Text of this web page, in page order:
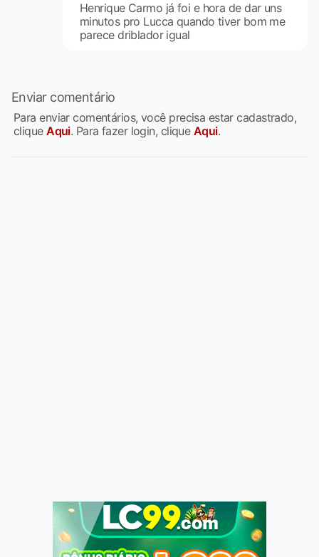
Henrique Carmo já foi e hora de dar uns
minutos pro Lucca quando tiver bom me
parece driblador igual
Enviar comentário
Para enviar comentários, você precisa estar cadastrado,
cliqueAqui. Para fazer login, clique Aqui.